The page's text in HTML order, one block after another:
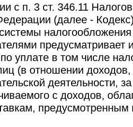
с п. 3 ст. 346.11
(далее -
предусматривает
уплате в том числе
(в отношении
деятельности,
с доходов,
предусмотренным